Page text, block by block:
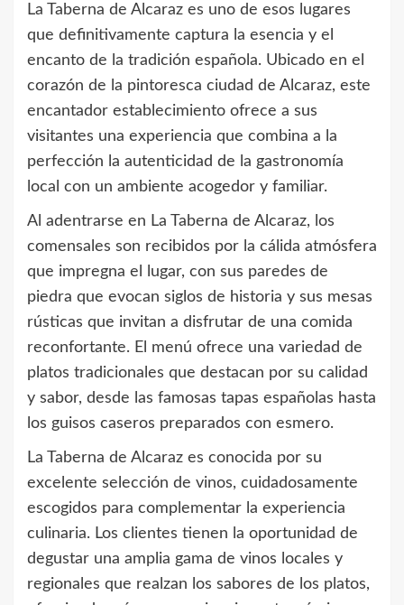
La Taberna de Alcaraz es uno de esos lugares
que definitivamente captura la esencia y el
encanto de la tradición española. Ubicado en el
corazón de la pintoresca ciudad de Alcaraz, este
encantador establecimiento ofrece a sus
visitantes una experiencia que combina a la
perfección la autenticidad de la gastronomía
local con un ambiente acogedor y familiar.
Al adentrarse en La Taberna de Alcaraz, los
comensales son recibidos por la cálida atmósfera
que impregna el lugar, con sus paredes de
piedra que evocan siglos de historia y sus mesas
rústicas que invitan a disfrutar de una comida
reconfortante. El menú ofrece una variedad de
platos tradicionales que destacan por su calidad
y sabor, desde las famosas tapas españolas hasta
los guisos caseros preparados con esmero.
La Taberna de Alcaraz es conocida por su
excelente selección de vinos, cuidadosamente
escogidos para complementar la experiencia
culinaria. Los clientes tienen la oportunidad de
degustar una amplia gama de vinos locales y
regionales que realzan los sabores de los platos,